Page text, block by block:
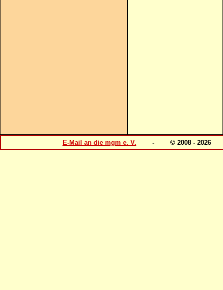
E-Mail an die mgm e. V. - © 2008 -